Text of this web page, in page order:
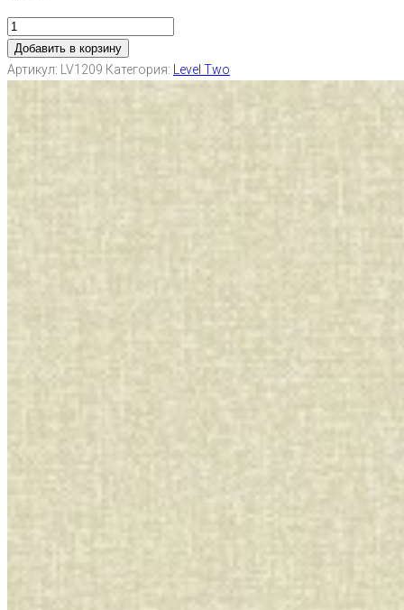
Добавить в корзину
Артикул: LV1209 Категория: Level Two